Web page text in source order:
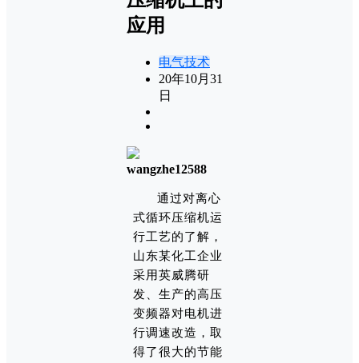
应用
电气技术
20年10月31
日
wangzhe12588
通过对离心
式循环压缩机运
行工艺的了解，
山东某化工企业
采用英威腾研
发、生产的高压
变频器对电机进
行调速改造，取
得了很大的节能